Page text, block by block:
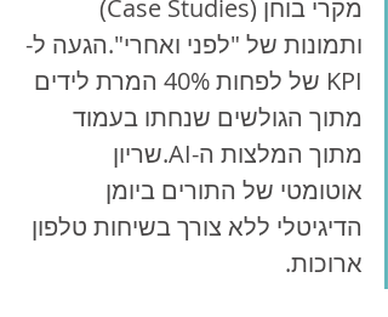
מקרי בוחן (Case Studies)
ותמונות של "לפני ואחרי".הגעה ל-
KPI של לפחות 40% המרת לידים
מתוך הגולשים שנחתו בעמוד
מתוך המלצות ה-AI.שריון
אוטומטי של התורים ביומן
הדיגיטלי ללא צורך בשיחות טלפון
ארוכות.